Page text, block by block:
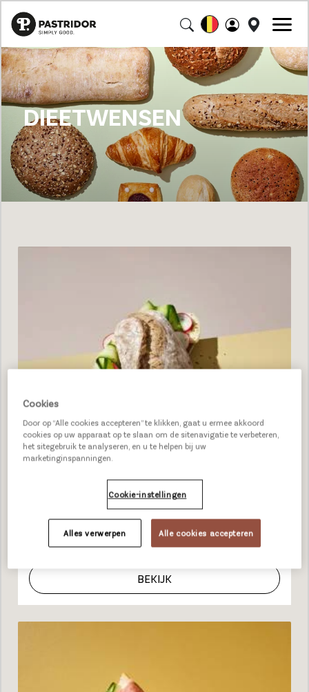
DIEETWENSEN
VEGETARISCHE RECEPTEN
BEKIJK
Loading...
Cookies
Door op “Alle cookies accepteren” te klikken, gaat u ermee akkoord
cookies op uw apparaat op te slaan om de sitenavigatie te verbeteren,
het sitegebruik te analyseren, en u te helpen bij uw
marketinginspanningen.
Cookie-instellingen
Alles verwerpen Alle cookies accepteren